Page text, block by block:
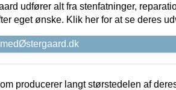
udfører alt fra stenfatninger,
eget ønske. Klik her for at se deres
producerer langt størstedelen af